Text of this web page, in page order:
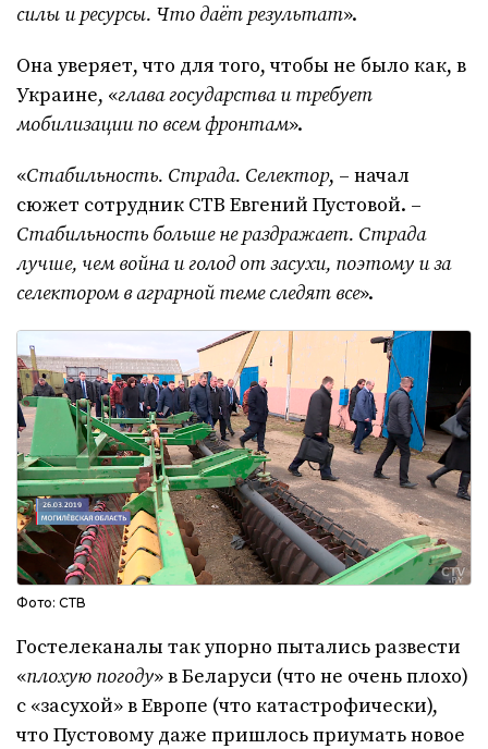
силы и ресурсы. Что даёт результат».
Она уверяет, что для того, чтобы не было как, в
Украине, «глава государства и требует
мобилизации по всем фронтам».
«Стабильность. Страда. Селектор, – начал
сюжет сотрудник СТВ Евгений Пустовой. –
Стабильность больше не раздражает. Страда
лучше, чем война и голод от засухи, поэтому и за
селектором в аграрной теме следят все».
Фото: СТВ
Гостелеканалы так упорно пытались развести
«плохую погоду» в Беларуси (что не очень плохо)
с «засухой» в Европе (что катастрофически),
что Пустовому даже пришлось приумать новое